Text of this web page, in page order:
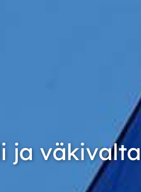
ja väkivalta